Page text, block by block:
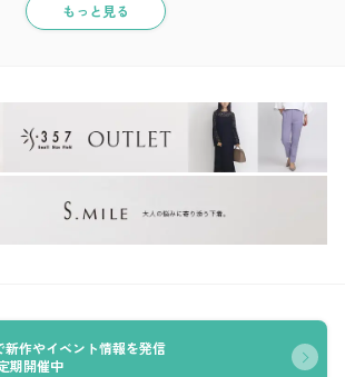
もっと見る
作やイベント情報を発信
期開催中